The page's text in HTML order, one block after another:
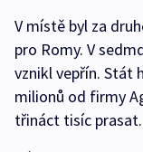
V místě byl za
pro Romy. V
vznikl vepřín. Stát
milionů od firmy
třináct tisíc prasat.